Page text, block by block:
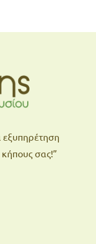
εξυπηρέτηση
κήπους σας!”